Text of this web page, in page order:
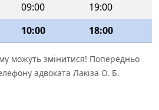
09:00
19:00
10:00 18:00
можуть змінитися! Попередньо
адвоката Лакіза О. Б.